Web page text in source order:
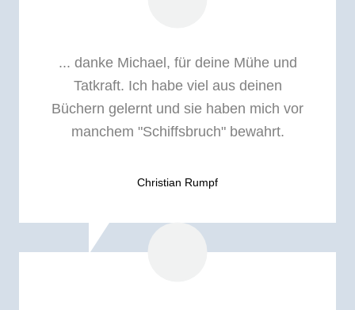
... danke Michael, für deine Mühe und
Tatkraft. Ich habe viel aus deinen
Büchern gelernt und sie haben mich vor
manchem "Schiffsbruch" bewahrt.
Christian Rumpf